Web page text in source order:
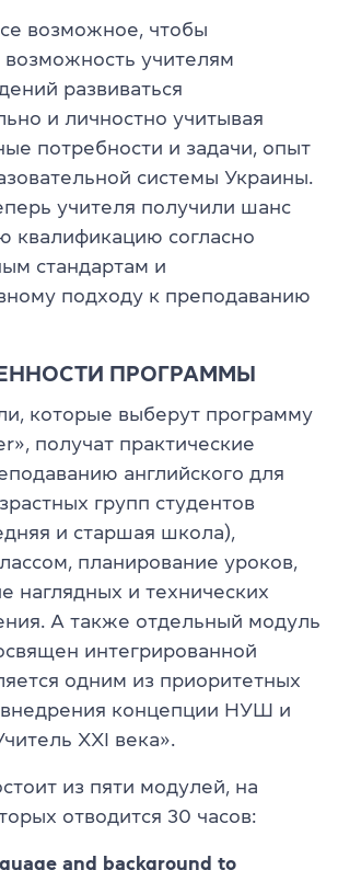
возможное, чтобы
возможность учителям
развиваться
и личностно учитывая
потребности и задачи, опыт
системы Украины.
учителя получили шанс
квалификацию согласно
стандартам и
подходу к преподаванию
ПРОГРАММЫ
которые выберут программу
получат практические
английского для
групп студентов
и старшая школа),
планирование уроков,
наглядных и технических
А также отдельный модуль
интегрированной
одним из приоритетных
концепции НУШ и
XXI века».
из пяти модулей, на
отводится 30 часов:
and background to